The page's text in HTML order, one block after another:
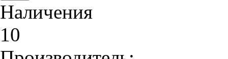
Наличения
10